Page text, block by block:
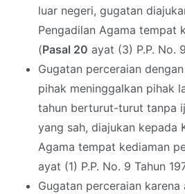
luar negeri, gugatan
Pengadilan Agama tempat
(Pasal 20 ayat (3) P.P. No.
Gugatan perceraian
pihak meninggalkan pihak
tahun berturut-turut tanpa
yang sah, diajukan kepada
Agama tempat kediaman
ayat (1) P.P. No. 9 Tahun
Gugatan perceraian